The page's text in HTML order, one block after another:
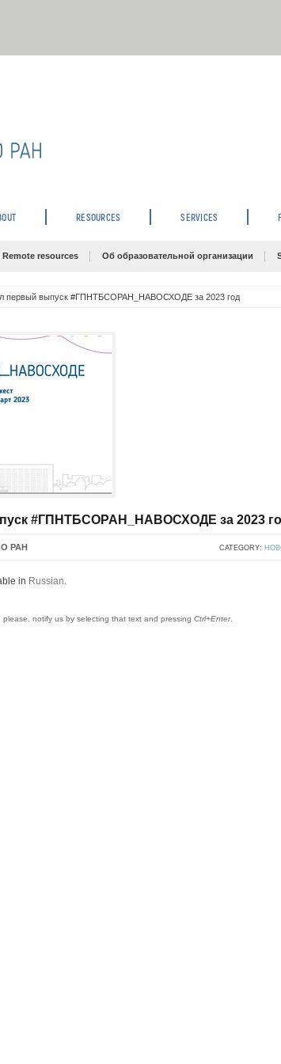
RESOURCES SERVICES
Remote resources Об образовательной организации
первый выпуск #ГПНТБСОРАН_НАВОСХОДЕ за 2023 год
#ГПНТБСОРАН_НАВОСХОДЕ за 2023
РАН CATEGORY:
in Russian.
notify us by selecting that text and pressing Ctrl+Enter.